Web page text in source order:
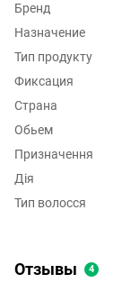
Бренд
Назначение
Тип продукту
Фиксация
Страна
Обьем
Призначення
Дія
Тип волосся
Отзывы 4